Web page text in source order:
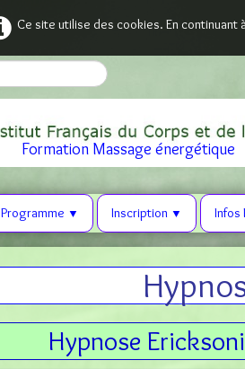
Ce site utilise des cookies. En
Formation Massage énergétique
Programme ▼ Inscription ▼ Infos
Hypnose